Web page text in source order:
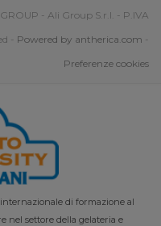
- Ali Group S.r.l. - P.IVA
- Powered by antherica.com -
Preferenze cookies
di formazione al
nel settore della gelateria e